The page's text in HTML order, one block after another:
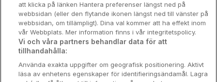
Stadsweekend
Booking Enquiries:
Hotellsupport:scandinavian@digibreaks.com
att klicka på länken Hantera preferenser längst ned på
webbsidan (eller den flytande ikonen längst ned till vänster på
webbsidan, om tillämpligt). Dina val kommer att ha effekt inom
vår Webbplats. Mer information finns i vår integritetspolicy.
Vi och våra partners behandlar data för att
tillhandahålla:
Använda exakta uppgifter om geografisk positionering. Aktivt
läsa av enhetens egenskaper för identifieringsändamål. Lagra